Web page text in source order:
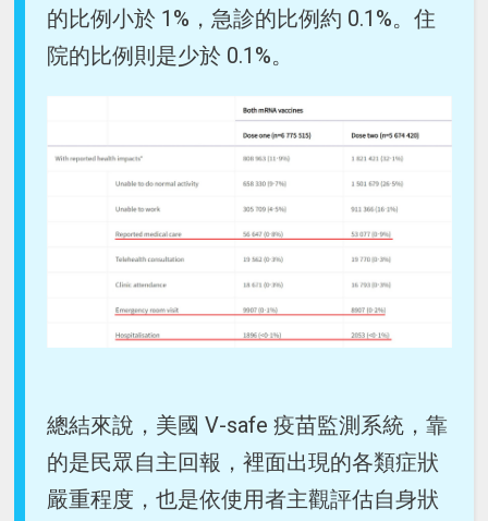
的比例小於 1%，急診的比例約 0.1%。住
院的比例則是少於 0.1%。
總結來說，美國 V-safe 疫苗監測系統，靠
的是民眾自主回報，裡面出現的各類症狀
嚴重程度，也是依使用者主觀評估自身狀